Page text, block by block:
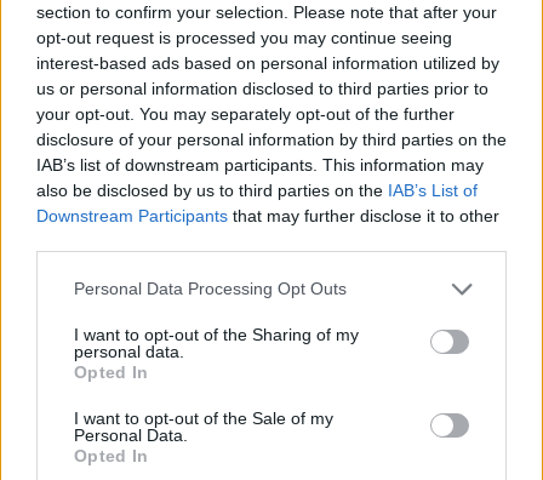
section to confirm your selection. Please note that after your
opt-out request is processed you may continue seeing
interest-based ads based on personal information utilized by
us or personal information disclosed to third parties prior to
your opt-out. You may separately opt-out of the further
disclosure of your personal information by third parties on the
IAB’s list of downstream participants. This information may
also be disclosed by us to third parties on the IAB’s List of
Downstream Participants that may further disclose it to other
Personal Data Processing Opt Outs
I want to opt-out of the Sharing of my
personal data.
Opted In
I want to opt-out of the Sale of my
Personal Data.
Opted In
”Τρέχουν” οι θερινές εκπτώσεις:Οδηγός για
ασφαλείς αγορές-Ποιες οι ”παγίδες”
Παρασκευή, 7 Αυγούστου 2026 10:06 ΠΜ